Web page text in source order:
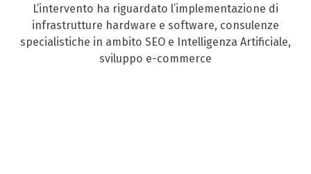
L’intervento ha riguardato l’implementazione di
infrastrutture hardware e software, consulenze
specialistiche in ambito SEO e Intelligenza Artificiale,
sviluppo e-commerce